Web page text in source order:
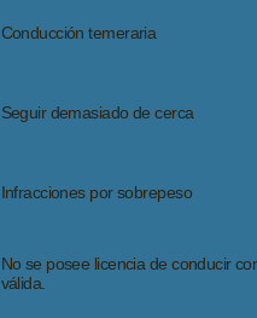
Conducción temeraria
Seguir demasiado de cerca
Infracciones por sobrepeso
No se posee licencia de conducir
válida.